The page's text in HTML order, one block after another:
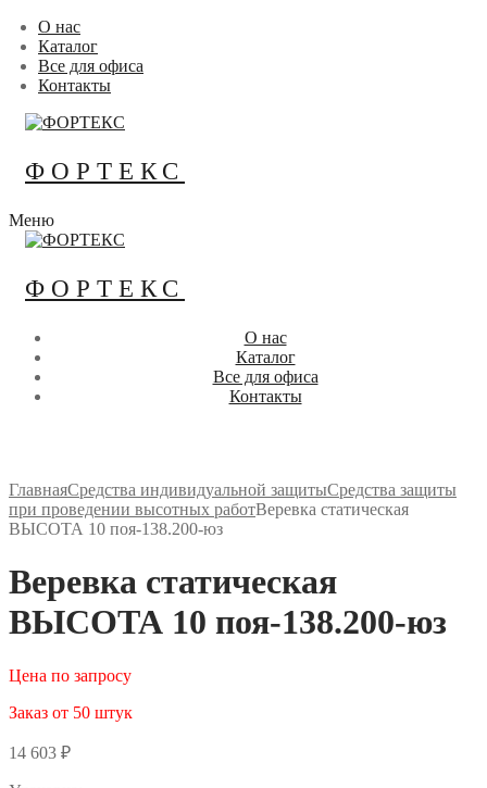
Перейти
содержимому
Меню
Закрыть
О нас
Каталог
Все для офиса
Контакты
ФОРТЕКС
Меню
ФОРТЕКС
О нас
Каталог
Все для офиса
Контакты
ГлавнаяСредства индивидуальной защитыСредства защиты
при проведении высотных работВеревка статическая
ВЫСОТА 10 поя-138.200-юз
Веревка статическая
ВЫСОТА 10 поя-138.200-юз
Цена по запросу
Заказ от 50 штук
14 603 ₽